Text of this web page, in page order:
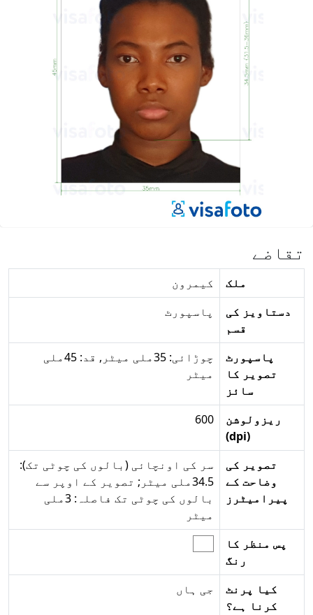
تقاضے
ملک
کیمرون
دستاویز کی
قسم
پاسپورٹ
پاسپورٹ
تصویر کا
سائز
چوڑائی: 35ملی میٹر, قد: 45ملی
میٹر
ریزولوشن
(dpi)
600
تصویر کی
وضاحت کے
پیرامیٹرز
سر کی اونچائی (بالوں کی چوٹی تک):
34.5ملی میٹر; تصویر کے اوپر سے
بالوں کی چوٹی تک فاصلہ: 3ملی
میٹر
پس منظر کا
رنگ
کیا پرنٹ
کرنا ہے؟
جی ہاں